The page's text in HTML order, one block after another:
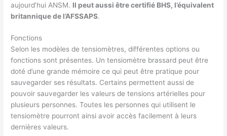
aujourd’hui ANSM. Il peut aussi être certifié BHS, l’équivalent
britannique de l’AFSSAPS.
Fonctions
Selon les modèles de tensiomètres, différentes options ou
fonctions sont présentes. Un tensiomètre brassard peut être
doté d’une grande mémoire ce qui peut être pratique pour
sauvegarder ses résultats. Certains permettent aussi de
pouvoir sauvegarder les valeurs de tensions artérielles pour
plusieurs personnes. Toutes les personnes qui utilisent le
tensiomètre pourront ainsi avoir accès facilement à leurs
dernières valeurs.